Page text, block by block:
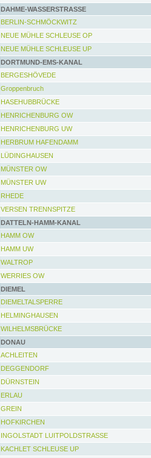
DAHME-WASSERSTRASSE
BERLIN-SCHMÖCKWITZ
NEUE MÜHLE SCHLEUSE OP
NEUE MÜHLE SCHLEUSE UP
DORTMUND-EMS-KANAL
BERGESHÖVEDE
Groppenbruch
HASEHUBBRÜCKE
HENRICHENBURG OW
HENRICHENBURG UW
HERBRUM HAFENDAMM
LÜDINGHAUSEN
MÜNSTER OW
MÜNSTER UW
RHEDE
VERSEN TRENNSPITZE
DATTELN-HAMM-KANAL
HAMM OW
HAMM UW
WALTROP
WERRIES OW
DIEMEL
DIEMELTALSPERRE
HELMINGHAUSEN
WILHELMSBRÜCKE
DONAU
ACHLEITEN
DEGGENDORF
DÜRNSTEIN
ERLAU
GREIN
HOFKIRCHEN
INGOLSTADT LUITPOLDSTRASSE
KACHLET SCHLEUSE UP